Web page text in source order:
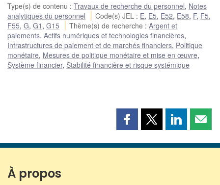
Type(s) de contenu : Travaux de recherche du personnel, Notes
analytiques du personnel
Code(s) JEL : E, E5, E52, E58, F, F5,
F55, G, G1 , G15 Thème(s) de recherche :Argent et
paiements, Actifs numériques et technologies financières,
Infrastructures de paiement et de marchés financiers, Politique
monétaire, Mesures de politique monétaire et mise en œuvre,
Système financier, Stabilité financière et risque systémique
Partager
page
Partager
page
Partager
page page
À propos